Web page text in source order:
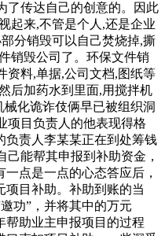
了传达自己的创意的。因此
起来,不管是个人,还是企业
分销毁可以自己焚烧掉,撕
销毁公司了。环保文件销
资料,单据,公司文档,图纸等
后加药水到里面,用搅拌机
化诡诈伎俩早已被组织洞
项目负责人的他表现得格
负责人李某某正在到处筹钱
能帮其申报到补助资金，
点是一点的心态答应后，
项目补助。补助到账的当
功”，并将其中的万元
帮助业主申报项目的过程